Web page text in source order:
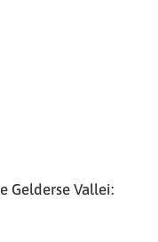
Gelderse Vallei: